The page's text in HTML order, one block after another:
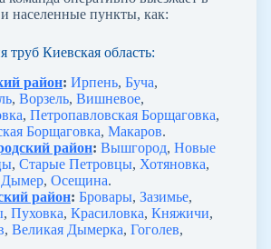
населенные пункты, как:
труб Киевская область:
район: Ирпень, Буча,
, Ворзель, Вишневое,
, Петропавловская Борщаговка,
Борщаговка, Макаров.
район: Вышгород, Новые
, Старые Петровцы, Хотяновка,
Дымер, Осещина.
район: Бровары, Зазимье,
, Пуховка, Красиловка, Княжичи,
, Великая Дымерка, Гоголев,